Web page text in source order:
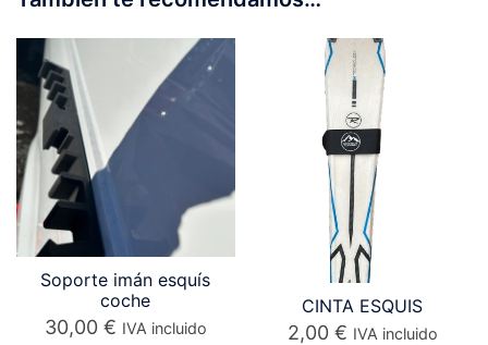
Soporte imán esquís
coche
30,00 € IVA incluido
CINTA ESQUIS
2,00 € IVA incluido